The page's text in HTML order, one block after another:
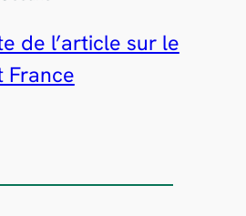
de l’article sur le
France